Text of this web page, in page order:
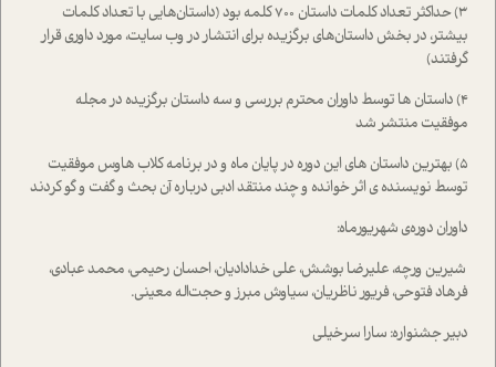
۳) حداکثر تعداد کلمات داستان ۷۰۰ کلمه بود (داستان‌هایی با تعداد کلمات
بیشتر، در بخش داستان‌های برگزیده برای انتشار در وب سایت، مورد داوری قرار
گرفتند)
۴) داستان ها توسط داوران محترم بررسی و سه داستان برگزیده در مجله
موفقیت منتشر شد
۵) بهترین داستان های این دوره در پایان ماه و در برنامه کلاب هاوس موفقیت
توسط نویسنده ی اثر خوانده و چند منتقد ادبی درباره آن بحث و گفت و گو کردند
داوران دوره‌ی شهریورماه:
شیرین ورچه، علیرضا بوشش، علی خدادادیان، احسان رحیمی، محمد عبادی،
فرهاد فتوحی، فریور ناظریان، سیاوش مبرز و حجت‌اله معینی.
دبیر جشنواره: سارا سرخیلی